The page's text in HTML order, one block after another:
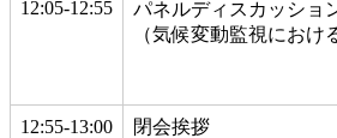
12:05-12:55
パネルディスカッショ
（気候変動監視におけ
12:55-13:00 閉会挨拶